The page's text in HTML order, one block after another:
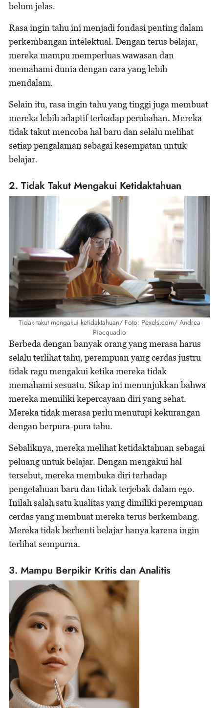
belum jelas.
Rasa ingin tahu ini menjadi fondasi penting dalam
perkembangan intelektual. Dengan terus belajar,
mereka mampu memperluas wawasan dan
memahami dunia dengan cara yang lebih
mendalam.
Selain itu, rasa ingin tahu yang tinggi juga membuat
mereka lebih adaptif terhadap perubahan. Mereka
tidak takut mencoba hal baru dan selalu melihat
setiap pengalaman sebagai kesempatan untuk
belajar.
2. Tidak Takut Mengakui Ketidaktahuan
Tidak takut mengakui ketidaktahuan/ Foto: Pexels.com/ Andrea
Piacquadio
Berbeda dengan banyak orang yang merasa harus
selalu terlihat tahu, perempuan yang cerdas justru
tidak ragu mengakui ketika mereka tidak
memahami sesuatu. Sikap ini menunjukkan bahwa
mereka memiliki kepercayaan diri yang sehat.
Mereka tidak merasa perlu menutupi kekurangan
dengan berpura-pura tahu.
Sebaliknya, mereka melihat ketidaktahuan sebagai
peluang untuk belajar. Dengan mengakui hal
tersebut, mereka membuka diri terhadap
pengetahuan baru dan tidak terjebak dalam ego.
Inilah salah satu kualitas yang dimiliki perempuan
cerdas yang membuat mereka terus berkembang.
Mereka tidak berhenti belajar hanya karena ingin
terlihat sempurna.
3. Mampu Berpikir Kritis dan Analitis